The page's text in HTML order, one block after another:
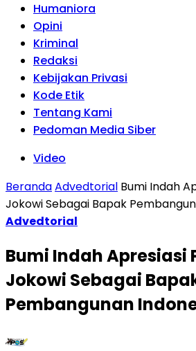
Humaniora
Opini
Kriminal
Redaksi
Kebijakan Privasi
Kode Etik
Tentang Kami
Pedoman Media Siber
Video
BerandaAdvedtorial Bumi Indah
Jokowi Sebagai Bapak
Advedtorial
Bumi Indah Apresiasi
Jokowi Sebagai
Pembangunan